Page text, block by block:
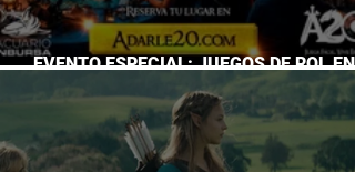
EVENTO ESPECIAL: JUEGOS DE ROL EN